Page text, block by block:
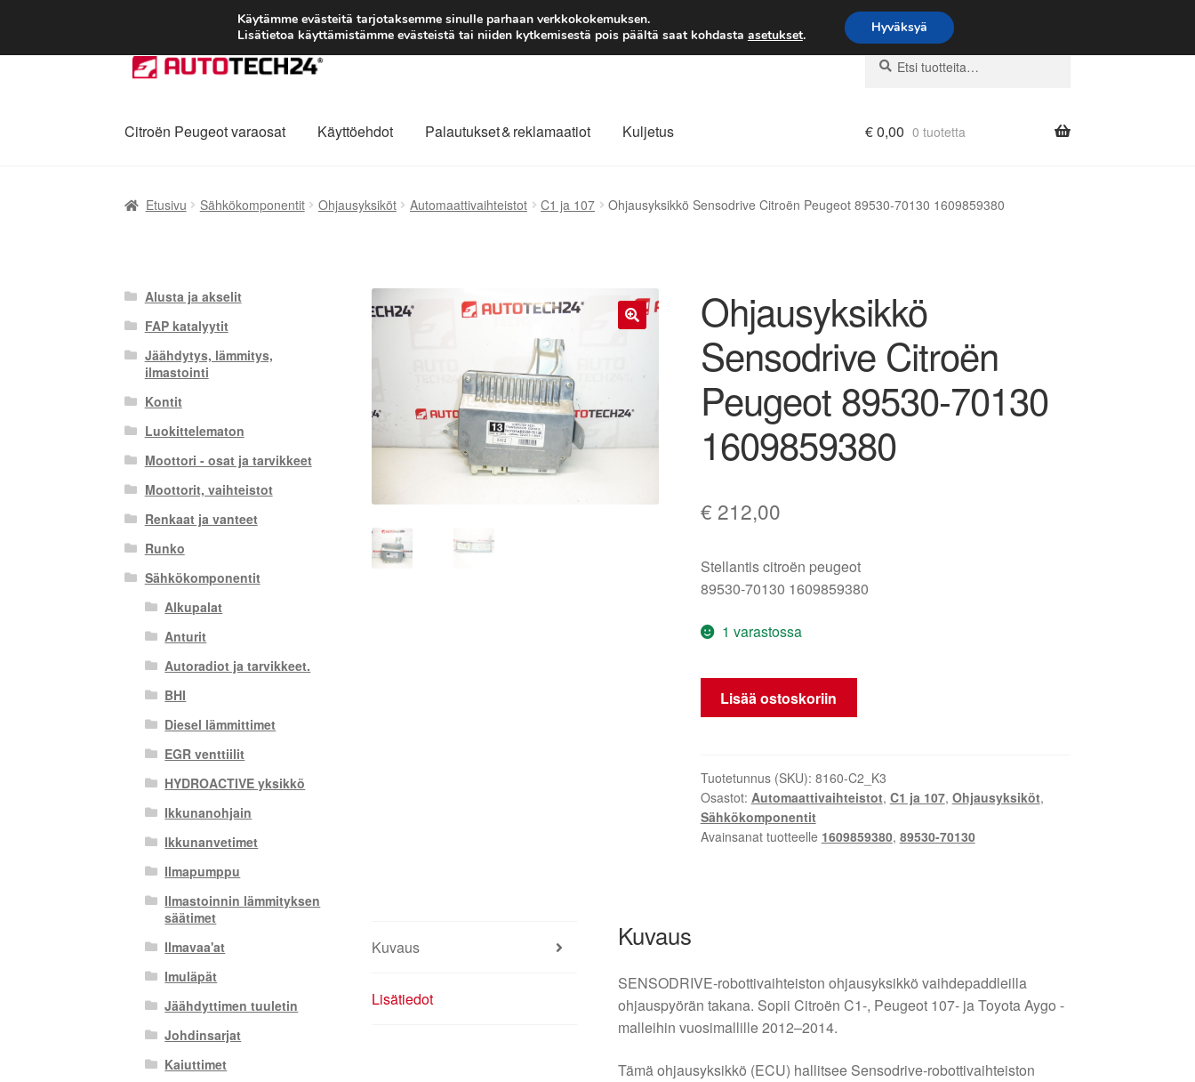
TOIMITUS alkaen 7 EUR
Siirry
navigointiin
Siirry
sisältöön
Etsi:
Haku
Citroën Peugeot varaosat Käyttöehdot Palautukset & reklamaatiot Kuljetus €0,00 0 tuotetta
Etusivu Sähkökomponentit Ohjausyksiköt Automaattivaihteistot C1 ja 107 Ohjausyksikkö Sensodrive Citroën Peugeot 89530-70130 1609859380
Ohjausyksikkö
Sensodrive Citroën
Peugeot 89530-70130
1609859380
€ 212,00
Stellantis citroën peugeot
89530-70130 1609859380
1 varastossa
Ohjausyksikkö
Sensodrive
89530-
70130
1609859380
määrä
Lisää ostoskoriin
Tuotetunnus (SKU): 8160-C2_K3
Osastot: Automaattivaihteistot, C1 ja 107, Ohjausyksiköt,
Sähkökomponentit
Avainsanat tuotteelle 1609859380, 89530-70130
Kuvaus
Lisätiedot
Kuvaus
SENSODRIVE-robottivaihteiston ohjausyksikkö vaihdepaddleilla
ohjauspyörän takana. Sopii Citroën C1-, Peugeot 107- ja Toyota Aygo -
malleihin vuosimallille 2012–2014.
Tämä ohjausyksikkö (ECU) hallitsee Sensodrive-robottivaihteiston
Alusta ja akselit
FAP katalyytit
Jäähdytys, lämmitys,
ilmastointi
Kontit
Luokittelematon
Moottori - osat ja tarvikkeet
Moottorit, vaihteistot
Renkaat ja vanteet
Runko
Sähkökomponentit
Alkupalat
Anturit
Autoradiot ja tarvikkeet.
BHI
Diesel lämmittimet
EGR venttiilit
HYDROACTIVE yksikkö
Ikkunanohjain
Ikkunanvetimet
Ilmapumppu
Ilmastoinnin lämmityksen
säätimet
Ilmavaa'at
Imuläpät
Jäähdyttimen tuuletin
Johdinsarjat
Kaiuttimet
Käytämme evästeitä tarjotaksemme sinulle parhaan verkkokokemuksen.
Lisätietoa käyttämistämme evästeistä tai niiden kytkemisestä pois päältä saat kohdasta asetukset. Hyväksyä